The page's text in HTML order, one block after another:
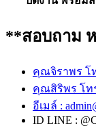
**สอบถาม
คุณจิราพร โท
คุณสิริพร โทร
อีเมล์ :
ID LINE :